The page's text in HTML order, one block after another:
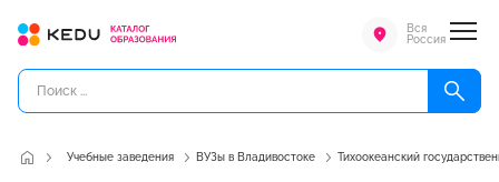
Вся
Россия
Учебные заведения ВУЗы в Владивостоке Тихоокеанский